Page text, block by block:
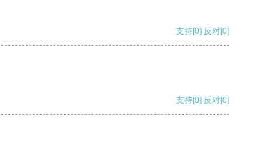
支持[0] 反对[0]
支持[0] 反对[0]